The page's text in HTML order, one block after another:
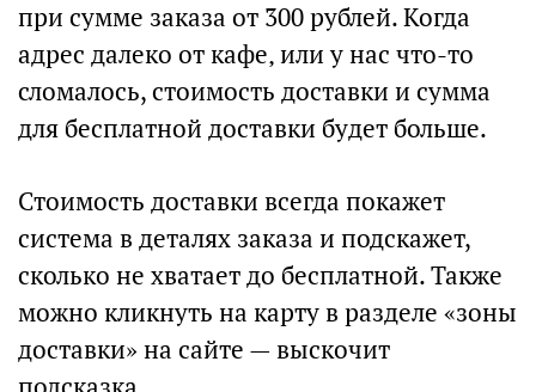
при сумме заказа от 300 рублей. Когда
адрес далеко от кафе‚ или у нас что-то
сломалось, стоимость доставки и сумма
для бесплатной доставки будет больше.
Стоимость доставки всегда покажет
система в деталях заказа и подскажет,
сколько не хватает до бесплатной. Также
можно кликнуть на карту в разделе «зоны
доставки» на сайте — выскочит